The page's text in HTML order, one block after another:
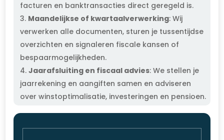
facturen en banktransacties direct geregeld is.
Maandelijkse of kwartaalverwerking: Wij
verwerken alle documenten, sturen je tussentijdse
overzichten en signaleren fiscale kansen of
bespaarmogelijkheden.
Jaarafsluiting en fiscaal advies: We stellen je
jaarrekening en aangiften samen en adviseren
over winstoptimalisatie, investeringen en pensioen.